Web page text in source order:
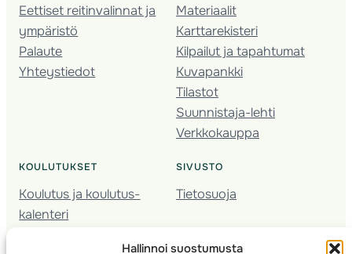
Hallinnoi suostumusta
Eettiset reitinvalinnat ja
ympäristö
Palaute
Yhteystiedot
Materiaalit
Karttarekisteri
Kilpailut ja tapahtumat
Kuvapankki
Tilastot
Suunnistaja-lehti
Verkkokauppa
KOULUTUKSET
Koulutus ja koulutus­
kalenteri
SIVUSTO
Tietosuoja